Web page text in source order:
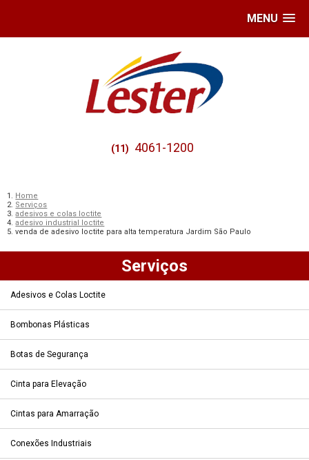
MENU
(11) 4061-1200
Home
Serviços
adesivos e colas loctite
adesivo industrial loctite
venda de adesivo loctite para alta temperatura Jardim São Paulo
Serviços
Adesivos e Colas Loctite
Bombonas Plásticas
Botas de Segurança
Cinta para Elevação
Cintas para Amarração
Conexões Industriais